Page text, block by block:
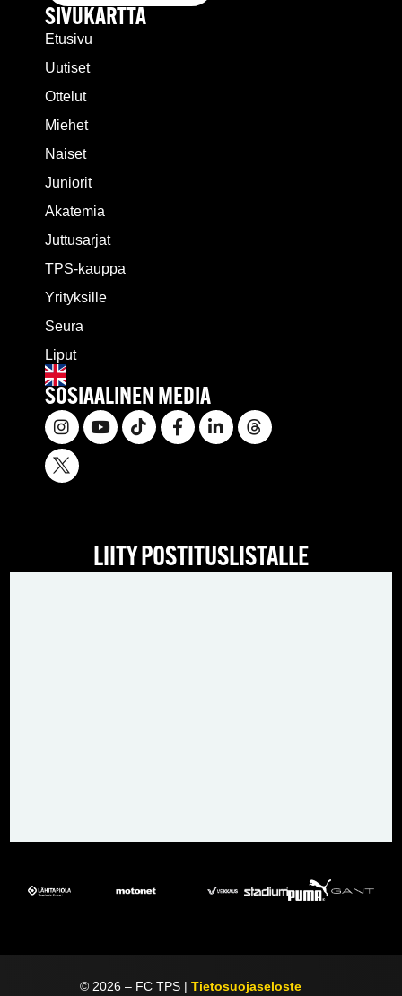
SIVUKARTTA
Etusivu
Uutiset
Ottelut
Miehet
Naiset
Juniorit
Akatemia
Juttusarjat
TPS-kauppa
Yrityksille
Seura
Liput
SOSIAALINEN MEDIA
LIITY POSTITUSLISTALLE
©2026 – FC TPS |Tietosuojaseloste